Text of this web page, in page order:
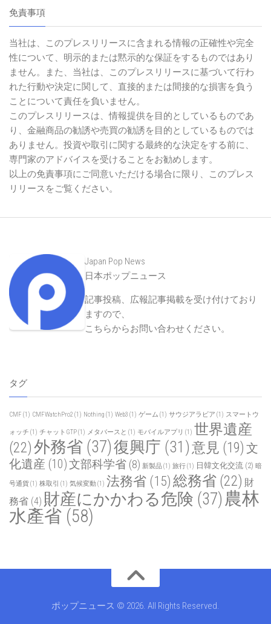
免責事項
当社は、このプレスリリースに含まれる情報の正確性や完全
性について、明示的または黙示的な保証をするものではあり
ません。また、当社は、このプレスリリースに基づいて行わ
れた行動や決定に関して、直接的または間接的な損害を負う
ことについて責任を負いません。
このプレスリリースは、情報提供を目的としているものであ
り、金融商品の勧誘や売買の勧誘を目的としているものでは
ありません。投資や取引に関する最終的な決定をする前に、
専門家のアドバイスを受けることをお勧めします。
以上の免責事項にご同意いただける場合に限り、このプレス
リリースをご覧ください。
Japan Pop News
日本ポップニュース
記事投稿、広報記事掲載を受け付けており
ますので、
こちらからお問い合わせください。
タグ
CMF (1) CMFWatchPro2 (1) Nothing (1) Web3 (1) ゲーム (1) サウジアラビア (1) スマートウ
ォッチ (1) チャットGTP(1) メタバースと (1) モバイルアプリ (1) 世界遺産
(22)外務省 (37)復興庁 (31)意見 (19) 文
化遺産 (10)文部科学省 (8) 新製品(1) 旅行(1) 日韓文化交流 (2) 暗
号通貨(1) 株取引 (1) 気候変動(1) 法務省 (15) 総務省 (22) 財
務省 (4) 財産にかかわる危険 (37) 農林
水產省 (58)
ポップニュース © 2026. All Rights Reserved.